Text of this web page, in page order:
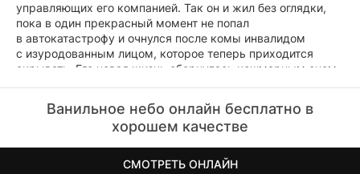
управляющих его компанией. Так он и жил без оглядки,
пока в один прекрасный момент не попал
в автокатастрофу и очнулся после комы инвалидом
с изуродованным лицом, которое теперь приходится
скрывать. Его новая жизнь обернулась кошмарным сном,
Ванильное небо онлайн бесплатно в
хорошем качестве
СМОТРЕТЬ ОНЛАЙН